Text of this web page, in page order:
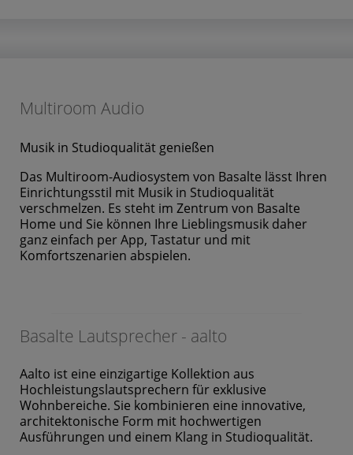
Multiroom Audio
Musik in Studioqualität genießen
Das Multiroom-Audiosystem von Basalte lässt Ihren
Einrichtungsstil mit Musik in Studioqualität
verschmelzen. Es steht im Zentrum von Basalte
Home und Sie können Ihre Lieblingsmusik daher
ganz einfach per App, Tastatur und mit
Komfortszenarien abspielen.
Basalte Lautsprecher - aalto
Aalto ist eine einzigartige Kollektion aus
Hochleistungslautsprechern für exklusive
Wohnbereiche. Sie kombinieren eine innovative,
architektonische Form mit hochwertigen
Ausführungen und einem Klang in Studioqualität.